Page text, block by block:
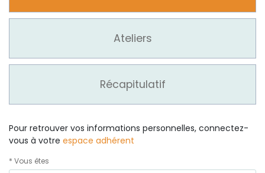
Ateliers
Récapitulatif
Pour retrouver vos informations personnelles, connectez-
vous à votre espace adhérent
* Vous êtes